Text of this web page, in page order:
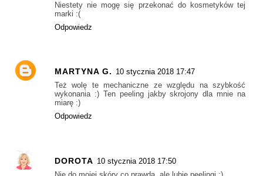
Niestety nie mogę się przekonać do kosmetyków tej
marki :(
Odpowiedz
MARTYNA G. 10 stycznia 2018 17:47
Też wolę te mechaniczne ze względu na szybkość
wykonania :) Ten peeling jakby skrojony dla mnie na
miarę :)
Odpowiedz
DOROTA 10 stycznia 2018 17:50